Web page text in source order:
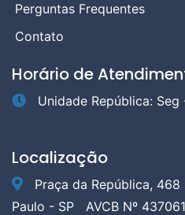
Perguntas Frequentes
Contato
Horário de
Unidade República:
Localização
Praça da República,
Paulo - SP
AVCB Nº 437061